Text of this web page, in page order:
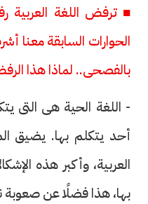
■ ترفض اللغة
الحوارات السابقة معنا
بالفصحى.. لماذا هذا
- اللغة الحية هى التى
أحد يتكلم بها. يضيق
العربية، وأكبر هذه
بها، هذا فضلًا عن صعوبة